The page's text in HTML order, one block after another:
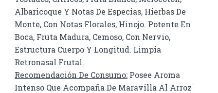
Albaricoque Y Notas De Especias, Hierbas De
Monte, Con Notas Florales, Hinojo. Potente En
Boca, Fruta Madura, Cemoso, Con Nervio,
Estructura Cuerpo Y Longitud. Limpia
Retronasal Frutal.
Recomendación De Consumo: Posee Aroma
Intenso Que Acompaña De Maravilla Al Arroz